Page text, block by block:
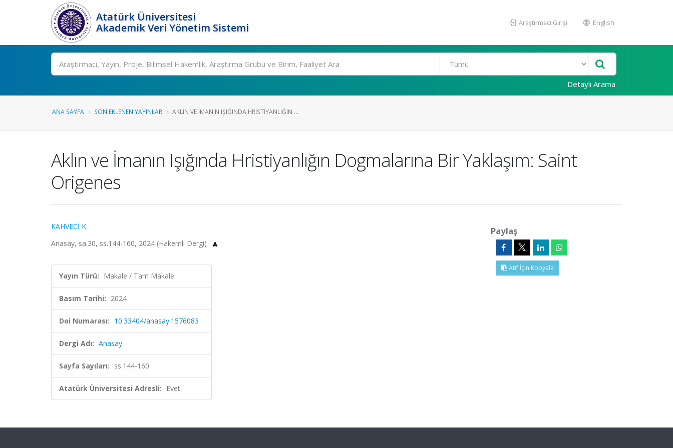
Atatürk Üniversitesi
Akademik Veri Yönetim Sistemi
Araştırmacı Girişi English
Ara
Detaylı Arama
ANA SAYFA SON EKLENEN YAYINLAR AKLIN VE İMANIN IŞIĞINDA HRISTIYANLIĞIN ...
Aklın ve İmanın Işığında Hristiyanlığın Dogmalarına Bir Yaklaşım: Saint
Origenes
KAHVECİ K.
Anasay, sa.30, ss.144-160, 2024 (Hakemli Dergi)
Yayın Türü: Makale / Tam Makale
Basım Tarihi: 2024
Doi Numarası: 10.33404/anasay.1576083
Dergi Adı: Anasay
Sayfa Sayıları: ss.144-160
Atatürk Üniversitesi Adresli: Evet
Paylaş
Atıf İçin Kopyala